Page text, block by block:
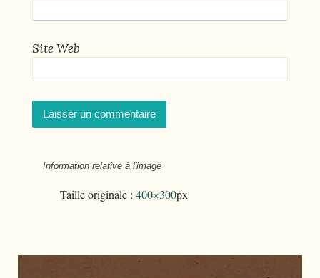
Site Web
Information relative à l'image
Taille originale : 400×300px